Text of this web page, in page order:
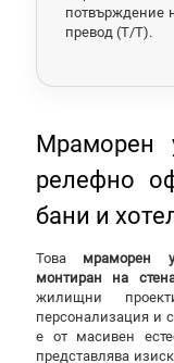
потвърждение
превод (T/T).
Мраморен
релефно
бани и
Това мраморен
монтиран на
жилищни
персонализация и
е от масивен
представлява